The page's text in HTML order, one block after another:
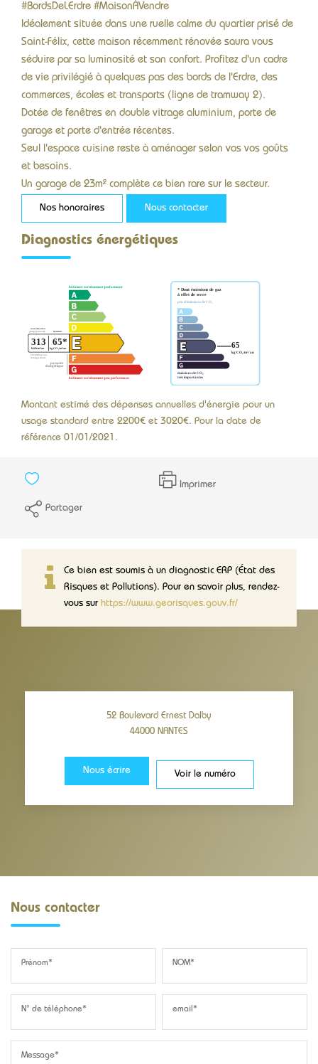
#BordsDeLErdre #MaisonÀVendre
Idéalement située dans une ruelle calme du quartier prisé de
Saint-Félix, cette maison récemment rénovée saura vous
séduire par sa luminosité et son confort. Profitez d'un cadre
de vie privilégié à quelques pas des bords de l'Erdre, des
commerces, écoles et transports (ligne de tramway 2).
Dotée de fenêtres en double vitrage aluminium, porte de
garage et porte d'entrée récentes.
Seul l'espace cuisine reste à aménager selon vos vos goûts
et besoins.
Un garage de 23m² complète ce bien rare sur le secteur.
Nos honoraires Nous contacter
Diagnostics énergétiques
Montant estimé des dépenses annuelles d'énergie pour un
usage standard entre 2200€ et 3020€. Pour la date de
référence 01/01/2021.
Imprimer
Partager
Ce bien est soumis à un diagnostic ERP (État des
Risques et Pollutions). Pour en savoir plus, rendez-
vous sur https://www.georisques.gouv.fr/
52 Boulevard Ernest Dalby
44000 NANTES
Nous écrire Voir le numéro
Nous contacter
Prénom* NOM*
N° de téléphone* email*
Message*